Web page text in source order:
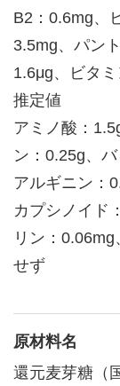
B2：0.6mg、
3.5mg、パン
1.6μg、ビタ
推定値
アミノ酸：
ン：0.25g、
アルギニン：
カプシノイド
リン：
せず
原材料名
還元麦芽糖（